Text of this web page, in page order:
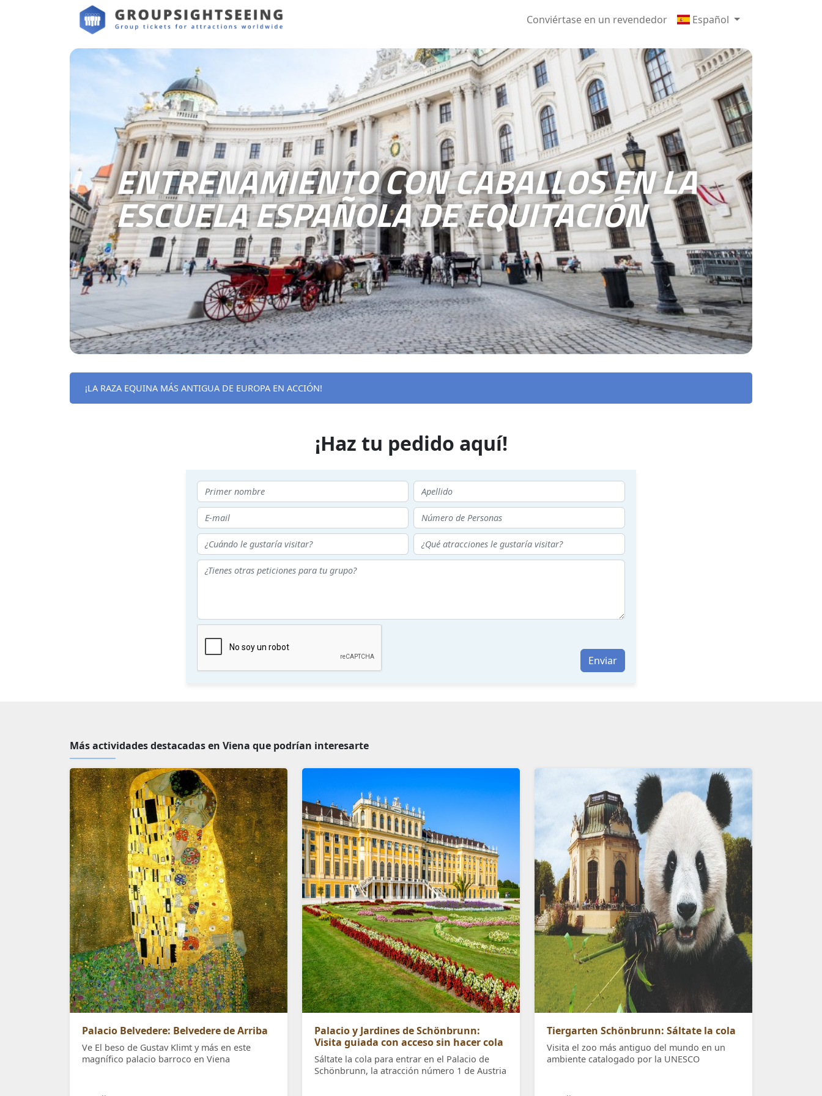
Conviértase en un revendedor Español
ENTRENAMIENTO CON CABALLOS EN LA
ESCUELA ESPAÑOLA DE EQUITACIÓN
¡LA RAZA EQUINA MÁS ANTIGUA DE EUROPA EN ACCIÓN!
¡Haz tu pedido aquí!
Enviar
Más actividades destacadas en Viena que podrían interesarte
Palacio Belvedere: Belvedere de Arriba
Ve El beso de Gustav Klimt y más en este
magnífico palacio barroco en Viena
Palacio y Jardines de Schönbrunn:
Visita guiada con acceso sin hacer cola
Sáltate la cola para entrar en el Palacio de
Schönbrunn, la atracción número 1 de Austria
Tiergarten Schönbrunn: Sáltate la cola
Visita el zoo más antiguo del mundo en un
ambiente catalogado por la UNESCO